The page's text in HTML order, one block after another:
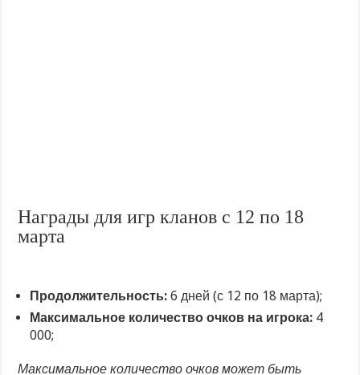
Награды для игр кланов с 12 по 18
марта
Продолжительность: 6 дней (с 12 по 18 марта);
Максимальное количество очков на игрока: 4
000;
Максимальное количество очков может быть